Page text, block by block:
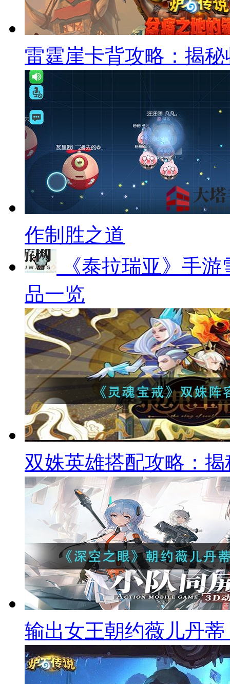
雷霆崖卡背攻略：揭
作制胜之道
《泰拉瑞亚》手
品一览
双姝英雄搭配攻略：
输出女王朝约薇儿丹